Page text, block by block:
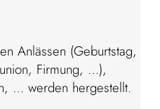
Anlässen (Geburtstag,
Firmung, …),
… werden hergestellt.